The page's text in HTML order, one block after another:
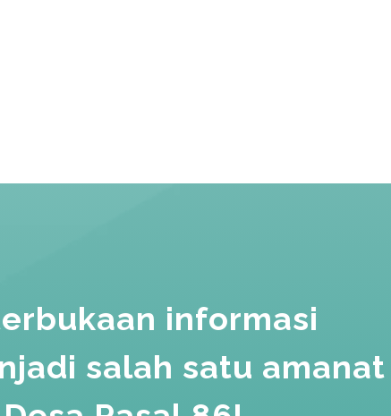
informasi
salah satu amanat